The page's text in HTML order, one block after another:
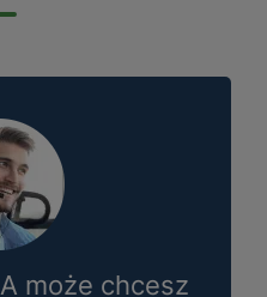
A może chcesz